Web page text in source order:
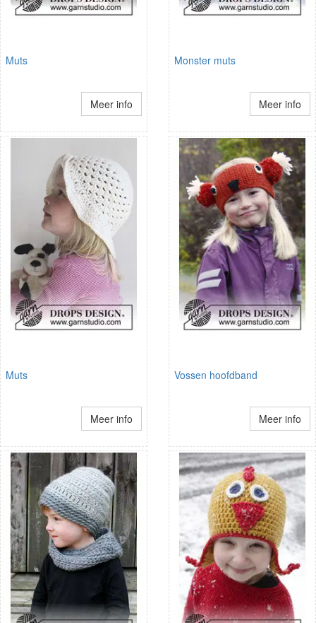
Muts
Meer info
Monster muts
Meer info
Muts
Meer info
Vossen hoofdband
Meer info